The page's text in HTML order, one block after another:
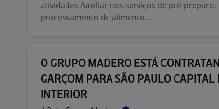
atividades Auxiliar nos serviços de pré-
processamento de alimento...
O GRUPO MADERO ESTÁ
GARÇOM PARA SÃO PAULO CAPITAL
INTERIOR